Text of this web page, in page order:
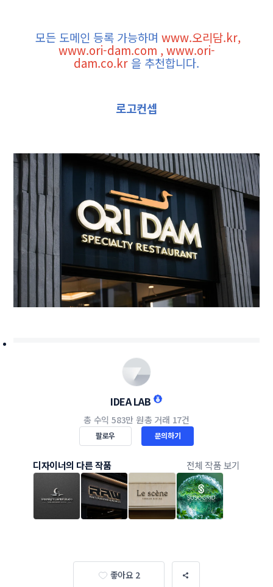
모든 도메인 등록 가능하며 www.오리담.kr,
www.ori-dam.com , www.ori-
dam.co.kr 을 추천합니다.
로고컨셉
IDEA LAB
총 수익 583만 원총 거래 17건
팔로우 문의하기
디자이너의 다른 작품 전체 작품 보기
좋아요 2